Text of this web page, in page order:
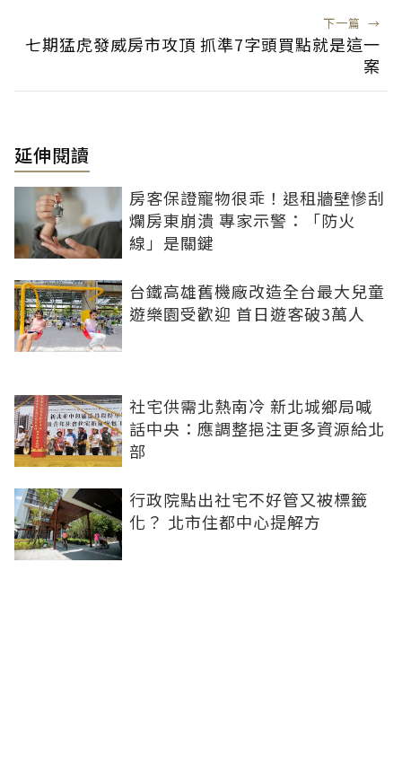
下一篇 →
七期猛虎發威房市攻頂 抓準7字頭買點就是這一
案
延伸閱讀
房客保證寵物很乖！退租牆壁慘刮
爛房東崩潰 專家示警：「防火
線」是關鍵
台鐵高雄舊機廠改造全台最大兒童
遊樂園受歡迎 首日遊客破3萬人
社宅供需北熱南冷 新北城鄉局喊
話中央：應調整挹注更多資源給北
部
行政院點出社宅不好管又被標籤
化？ 北市住都中心提解方